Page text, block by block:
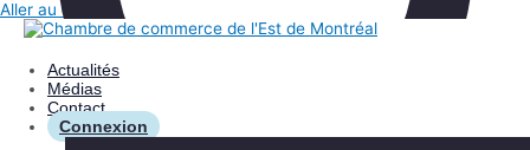
Aller au contenu
Actualités
Médias
Contact
Connexion